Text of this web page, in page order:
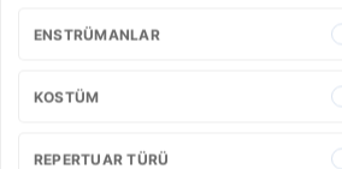
ENSTRÜMANLAR
KOSTÜM
REPERTUAR TÜRÜ
Gelin alma ve düğün bandosu,
gelin çıkarma, konvoy öncesi
enerjik giriş gibi anlarda tercih
oyun havaları ve davetlileri